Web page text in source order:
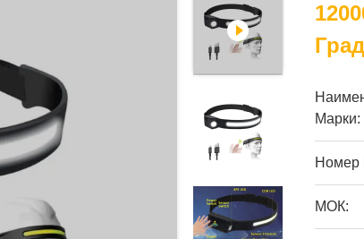
Марки:
Номер
МОК: